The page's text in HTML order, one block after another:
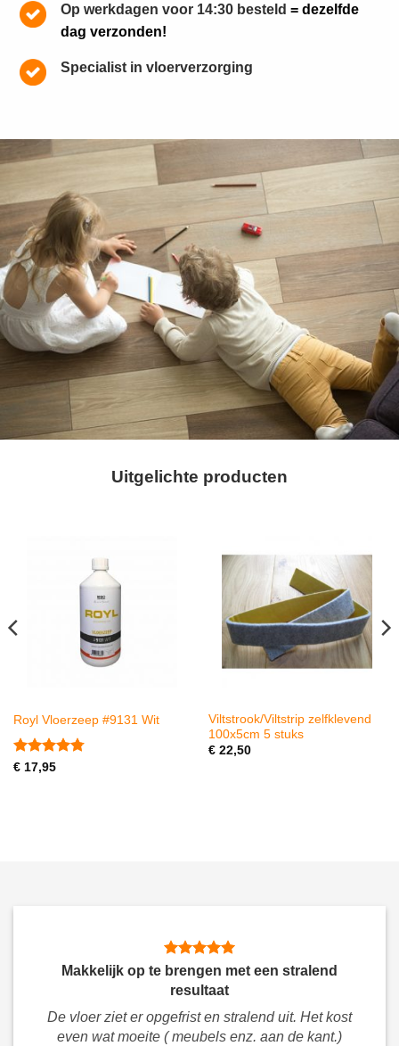
Op werkdagen voor 14:30 besteld= dezelfde
dag verzonden!
Specialist in vloerverzorging
Uitgelichte producten
Royl Vloerzeep #9131 Wit
Gewaardeerd
€17,95
Viltstrook/Viltstrip zelfklevend
100x5cm 5 stuks
€22,50
Makkelijk op te brengen met een stralend
resultaat
De vloer ziet er opgefrist en stralend uit. Het kost
even wat moeite ( meubels enz. aan de kant.)